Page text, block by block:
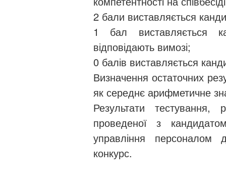
2 бали виставляється
1 бал виставляється
відповідають вимозі;
0 балів виставляється
Визначення остаточних
як середнє арифметичне
Результати тестування,
проведеної з
управління персоналом
конкурс.